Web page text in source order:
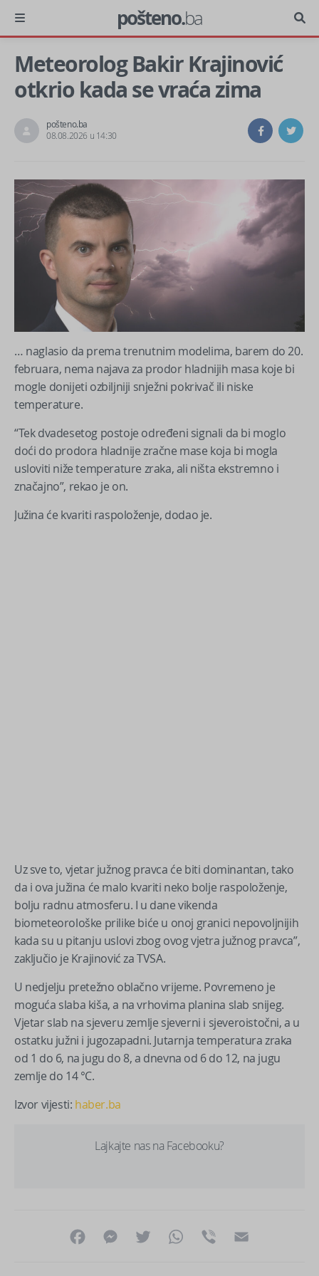
pošteno.ba
Meteorolog Bakir Krajinović
otkrio kada se vraća zima
pošteno.ba
08.08.2026 u 14:30
… naglasio da prema trenutnim modelima, barem do 20.
februara, nema najava za prodor hladnijih masa koje bi
mogle donijeti ozbiljniji snježni pokrivač ili niske
temperature.
“Tek dvadesetog postoje određeni signali da bi moglo
doći do prodora hladnije zračne mase koja bi mogla
usloviti niže temperature zraka, ali ništa ekstremno i
značajno”, rekao je on.
Južina će kvariti raspoloženje, dodao je.
Uz sve to, vjetar južnog pravca će biti dominantan, tako
da i ova južina će malo kvariti neko bolje raspoloženje,
bolju radnu atmosferu. I u dane vikenda
biometeorološke prilike biće u onoj granici nepovoljnijih
kada su u pitanju uslovi zbog ovog vjetra južnog pravca”,
zaključio je Krajinović za TVSA.
U nedjelju pretežno oblačno vrijeme. Povremeno je
moguća slaba kiša, a na vrhovima planina slab snijeg.
Vjetar slab na sjeveru zemlje sjeverni i sjeveroistočni, a u
ostatku južni i jugozapadni. Jutarnja temperatura zraka
od 1 do 6, na jugu do 8, a dnevna od 6 do 12, na jugu
zemlje do 14 °C.
Izvor vijesti: haber.ba
Lajkajte nas na Facebooku?
FacebookMessenger
Twitter WhatsApp
Viber